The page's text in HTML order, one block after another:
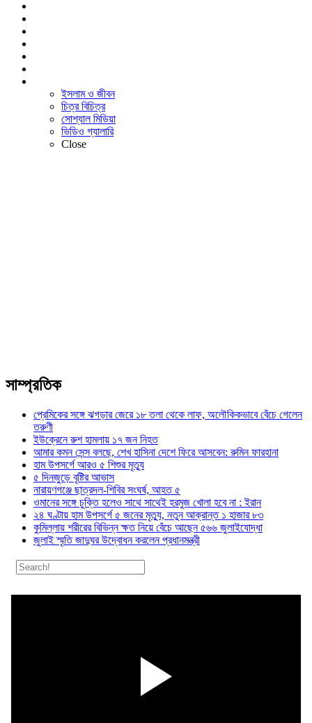
ইসলাম ও জীবন
চিত্র বিচিত্র
সোশ্যাল মিডিয়া
ভিডিও গ্যালারি
Close
সাম্প্রতিক
প্রেমিকের সঙ্গে ঝগড়ার জেরে ১৮ তলা থেকে লাফ, অলৌকিকভাবে বেঁচে গেলেন
তরুণী
ইউক্রেনে রুশ হামলায় ১৭ জন নিহত
আমার কমন সেন্স বলছে, শেখ হাসিনা দেশে ফিরে আসবেন: রুমিন ফারহানা
হাম উপসর্গে আরও ৫ শিশুর মৃত্যু
৫ দিনজুড়ে বৃষ্টির আভাস
নারায়ণগঞ্জে ছাত্রদল-শিবির সংঘর্ষ, আহত ৫
ওমানের সঙ্গে চুক্তি হলেও সাথে সাথেই হরমুজ খোলা হবে না : ইরান
২৪ ঘণ্টায় হাম উপসর্গে ৫ জনের মৃত্যু, নতুন আক্রান্ত ১ হাজার ৮৩
কুমিল্লায় শরীরের বিভিন্ন ক্ষত নিয়ে বেঁচে আছেন ৫৬৬ জুলাইযোদ্ধা
জুলাই স্মৃতি জাদুঘর উদ্বোধন করলেন প্রধানমন্ত্রী